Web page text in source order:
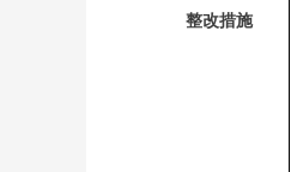
整改措施